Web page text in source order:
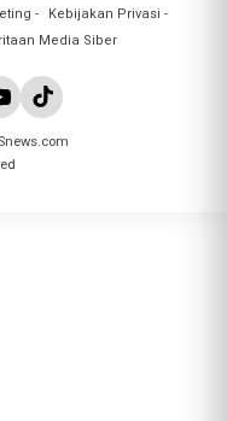
Kebijakan Privasi
Media Siber